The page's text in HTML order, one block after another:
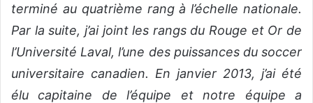
terminé au quatrième rang à l’échelle nationale.
Par la suite, j’ai joint les rangs du Rouge et Or de
l’Université Laval, l’une des puissances du soccer
universitaire canadien. En janvier 2013, j’ai été
élu capitaine de l’équipe et notre équipe a